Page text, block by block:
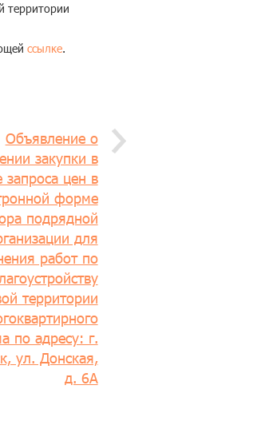
территории
ссылке.
Объявление о
закупки в
запроса цен в
форме
подрядной
для
работ по
территории
по адресу: г.
ул. Донская,
д. 6А